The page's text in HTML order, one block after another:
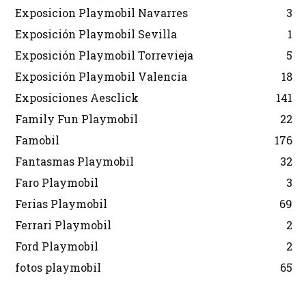
Exposicion Playmobil Navarres
3
Exposición Playmobil Sevilla
1
Exposición Playmobil Torrevieja
5
Exposición Playmobil Valencia
18
Exposiciones Aesclick
141
Family Fun Playmobil
22
Famobil
176
Fantasmas Playmobil
32
Faro Playmobil
3
Ferias Playmobil
69
Ferrari Playmobil
2
Ford Playmobil
2
fotos playmobil
65